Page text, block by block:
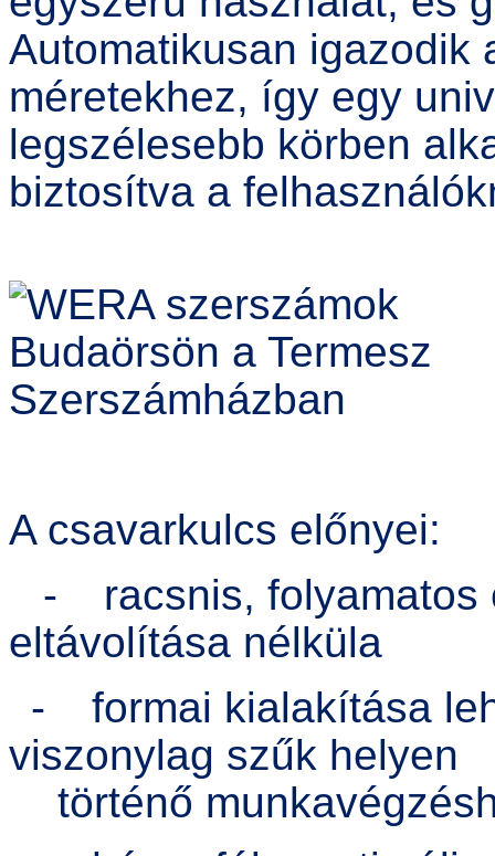
Automatikusan igazodik
méretekhez, így egy
legszélesebb körben
biztosítva a
A csavarkulcs előnyei:
racsnis,
eltávolítása nélküla
formai kialakítása
viszonylag szűk helyen
történő